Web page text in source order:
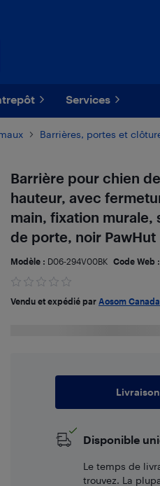
Services
Barrières, portes et
Barrière pour chien
hauteur, avec
main, fixation murale,
de porte, noir PawHut
Modèle : D06-294V00BK Code Web :
Vendu et expédié par Aosom Canada
Livraison
Disponible
Le temps de
trouvez. La